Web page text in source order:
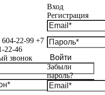
22-99 +7
22-46
звонок
Вход
Регистрация
Войти
Забыли
пароль?